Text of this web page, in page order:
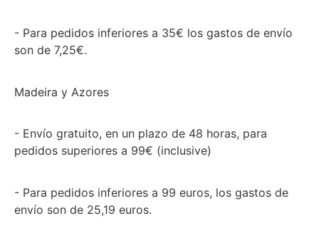
- Para pedidos inferiores a 35€ los gastos de envío
son de 7,25€.
Madeira y Azores
- Envío gratuito, en un plazo de 48 horas, para
pedidos superiores a 99€ (inclusive)
- Para pedidos inferiores a 99 euros, los gastos de
envío son de 25,19 euros.